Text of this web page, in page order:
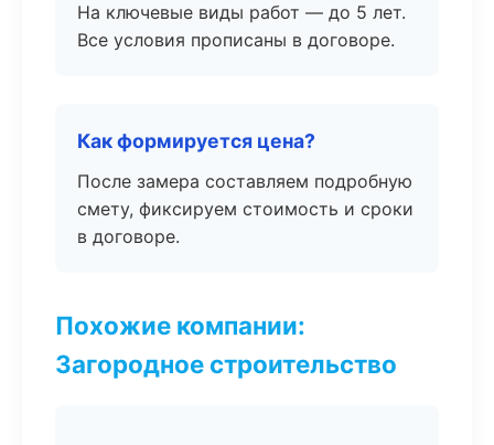
На ключевые виды работ — до 5 лет.
Все условия прописаны в договоре.
Как формируется цена?
После замера составляем подробную
смету, фиксируем стоимость и сроки
в договоре.
Похожие компании:
Загородное строительство